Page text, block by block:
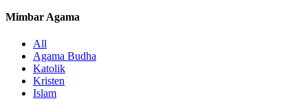
Mimbar Agama
All
Agama Budha
Katolik
Kristen
Islam